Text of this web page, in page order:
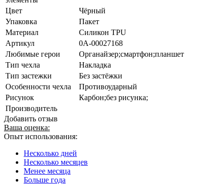
Цвет
Чёрный
Упаковка
Пакет
Материал
Силикон TPU
Артикул
0А-00027168
Любимые герои
Органайзер;смартфон;планшет
Тип чехла
Накладка
Тип застежки
Без застёжки
Особенности чехла
Противоударный
Рисунок
Карбон;без рисунка;
Производитель
Добавить отзыв
Ваша оценка:
Опыт использования:
Несколько дней
Несколько месяцев
Менее месяца
Больше года